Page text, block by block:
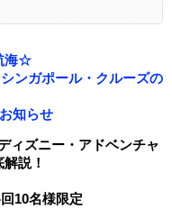
海☆
知らせ
ィズニー・アドベンチャ